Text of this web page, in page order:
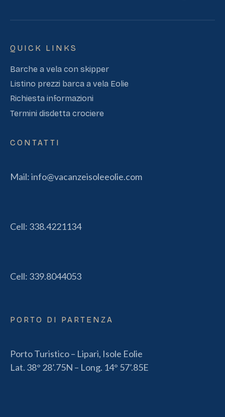
QUICK LINKS
Barche a vela con skipper
Listino prezzi barca a vela Eolie
Richiesta informazioni
Termini disdetta crociere
CONTATTI
Mail:info@vacanzeisoleeolie.com
Cell: 338.4221134
Cell: 339.8044053
PORTO DI PARTENZA
Porto Turistico – Lipari, Isole Eolie
Lat. 38° 28’.75N – Long. 14° 57’.85E